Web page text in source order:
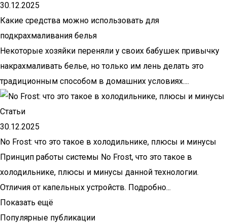
30.12.2025
Какие средства можно использовать для
подкрахмаливания белья
Некоторые хозяйки переняли у своих бабушек привычку
накрахмаливать белье, но только им лень делать это
традиционным способом в домашних условиях....
Статьи
30.12.2025
No Frost: что это такое в холодильнике, плюсы и минусы
Принцип работы системы No Frost, что это такое в
холодильнике, плюсы и минусы данной технологии.
Отличия от капельных устройств. Подробно...
Показать ещё
Популярные публикации